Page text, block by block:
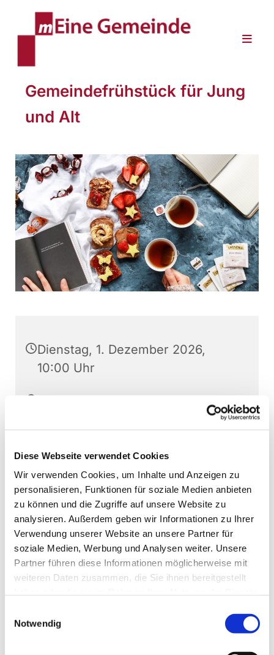
Diese Webseite verwendet Cookies
Wir verwenden Cookies, um Inhalte und Anzeigen zu
personalisieren, Funktionen für soziale Medien anbieten
zu können und die Zugriffe auf unsere Website zu
analysieren. Außerdem geben wir Informationen zu Ihrer
Verwendung unserer Website an unsere Partner für
soziale Medien, Werbung und Analysen weiter. Unsere
Partner führen diese Informationen möglicherweise mit
weiteren Daten zusammen, die Sie ihnen bereitgestellt
Notwendig
Gemeindefrühstück für Jung
und Alt
Dienstag, 1. Dezember 2026,
10:00 Uhr
Kardinal-von-Galen-Straße 10,
Elsbeth Kortkamp